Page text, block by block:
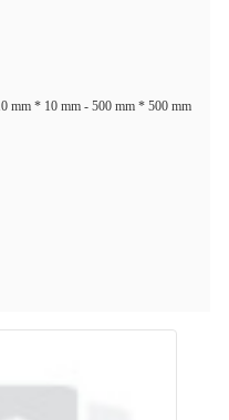
mm * 10 mm - 500 mm * 500 mm